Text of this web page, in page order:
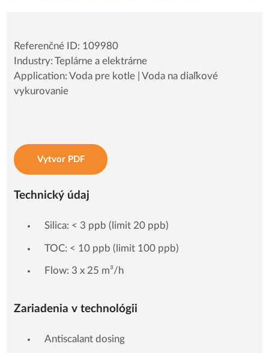
Referenčné ID: 109980
Industry: Teplárne a elektrárne
Application: Voda pre kotle | Voda na diaľkové
vykurovanie
Vytvor PDF
Technický údaj
Silica: < 3 ppb (limit 20 ppb)
TOC: < 10 ppb (limit 100 ppb)
Flow: 3 x 25 m³/h
Zariadenia v technológii
Antiscalant dosing